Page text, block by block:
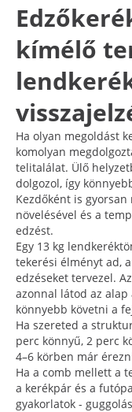
kímélő
Ha olyan megoldást
komolyan
telitalálat. Ülő
dolgozol, így
Kezdőként is
növelésével és a
edzést.
Egy 13 kg
tekerési élményt ad,
edzéseket tervezel.
azonnal látod az alap
könnyebb követni a
Ha szereted a
perc könnyű, 2 perc
4–6 körben már
Ha a comb mellett a
a kerékpár és a
gyakorlatok -